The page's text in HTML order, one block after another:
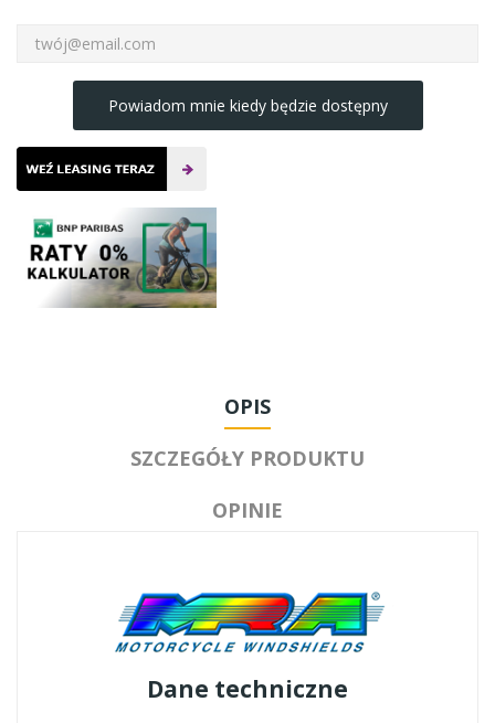
Powiadom mnie kiedy będzie dostępny
OPIS
SZCZEGÓŁY PRODUKTU
OPINIE
Dane techniczne